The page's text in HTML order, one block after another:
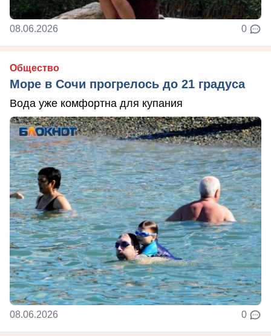
08.06.2026 0
Общество
Море в Сочи прогрелось до 21 градуса
Вода уже комфортна для купания
08.06.2026 0